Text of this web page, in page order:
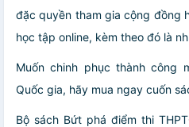
đặc quyền tham gia cộng đồng
học tập online, kèm theo đó là
Muốn chinh phục thành công
Quốc gia, hãy mua ngay cuốn
Bộ sách Bứt phá điểm thi